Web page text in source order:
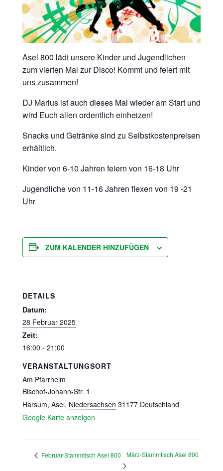
Asel 800 lädt unsere Kinder und Jugendlichen
zum vierten Mal zur Disco! Kommt und feiert mit
uns zusammen!
DJ Marius ist auch dieses Mal wieder am Start und
wird Euch allen ordentlich einheizen!
Snacks und Getränke sind zu Selbstkostenpreisen
erhältlich.
Kinder von 6-10 Jahren feiern von 16-18 Uhr
Jugendliche von 11-16 Jahren flexen von 19 -21
Uhr
ZUM KALENDER HINZUFÜGEN
DETAILS
Datum:
28 Februar 2025
Zeit:
16:00 - 21:00
VERANSTALTUNGSORT
Am Pfarrheim
Bischof-Johann-Str. 1
Harsum, Asel, Niedersachsen 31177 Deutschland
Google Karte anzeigen
Februar-Stammtisch Asel 800 März-Stammtisch Asel 800